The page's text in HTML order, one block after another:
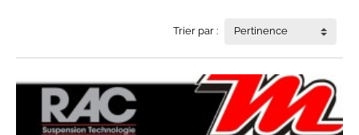
Trier par : Pertinence